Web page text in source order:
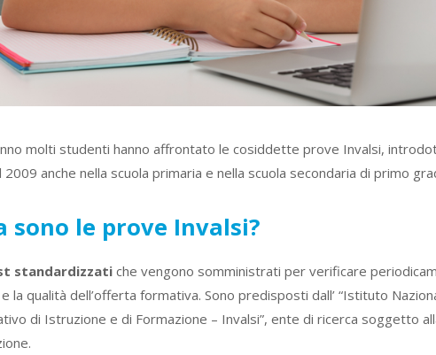
molti studenti hanno affrontato le cosiddette prove Invalsi,
anche nella scuola primaria e nella scuola secondaria di primo
sono le prove Invalsi?
standardizzati che vengono somministrati per verificare
la qualità dell’offerta formativa. Sono predisposti dall’ “Istituto
di Istruzione e di Formazione – Invalsi”, ente di ricerca soggetto